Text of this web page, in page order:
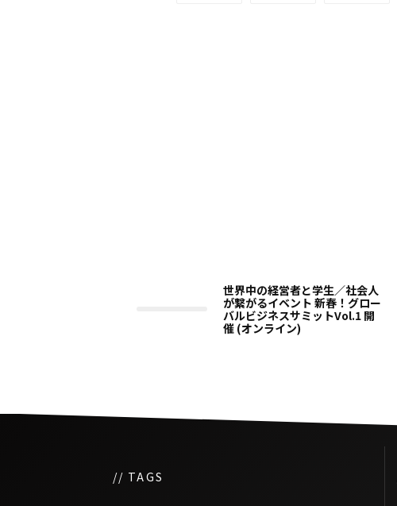
世界中の経営者と学生／社会人
が繋がるイベント 新春！グロー
バルビジネスサミットVol.1 開
催 (オンライン)
// TAGS